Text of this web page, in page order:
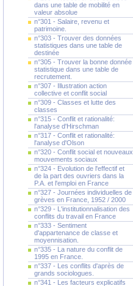
dans une table de mobilité en
valeur absolue
n°301 - Salaire, revenu et
patrimoine.
n°303 - Trouver des données
statistiques dans une table de
destinée
n°305 - Trouver la bonne donnée
statistique dans une table de
recrutement.
n°307 - Illustration action
collective et conflit social
n°309 - Classes et lutte des
classes
n°315 - Conflit et rationalité:
l'analyse d'Hirschman
n°317 - Conflit et rationalité:
l'analyse d'Olson
n°320 - Conflit social et nouveaux
mouvements sociaux
n°324 - Evolution de l'effectif et
de la part des ouvriers dans la
P.A. et l'emploi en France
n°327 - Journées individuelles de
grèves en France, 1952 / 2000
n°329 - L'institutionnalisation des
conflits du travail en France
n°333 - Sentiment
d'appartenance de classe et
moyennisation.
n°335 - La nature du conflit de
1995 en France.
n°337 - Les conflits d'après de
grands sociologues.
n°341 - Les facteurs explicatifs